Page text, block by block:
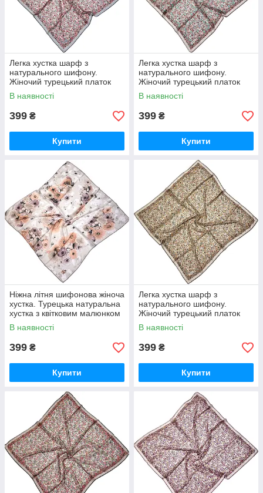
Легка хустка шарф з
натурального шифону.
Жіночий турецький платок
шарф на літо Сіро- Бордовий
В наявності
399 ₴
Купити
Легка хустка шарф з
натурального шифону.
Жіночий турецький платок
шарф на літо Коричнево —
Салатовий
В наявності
399 ₴
Купити
Ніжна літня шифонова жіноча
хустка. Турецька натуральна
хустка з квітковим малюнком
Теракотово-коричневий
В наявності
399 ₴
Купити
Легка хустка шарф з
натурального шифону.
Жіночий турецький платок
шарф на літо Зелено-
коричневий
В наявності
399 ₴
Купити